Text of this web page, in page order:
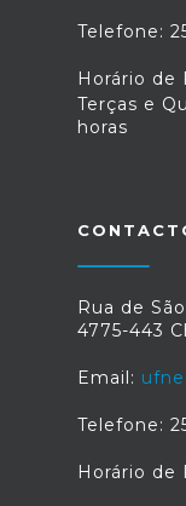
Telefone:
Horário de
Terças e
horas
Rua de
4775-443
Email:
Telefone:
Horário de